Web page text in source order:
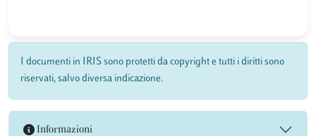
I documenti in IRIS sono protetti da copyright e tutti i diritti sono
riservati, salvo diversa indicazione.
Informazioni